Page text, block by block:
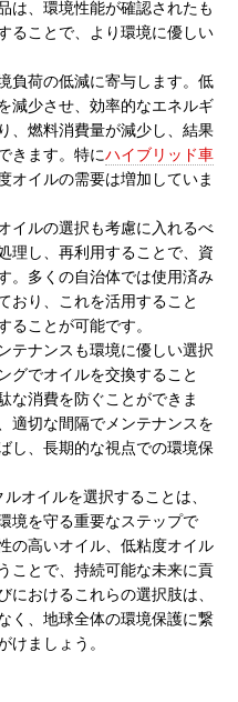
は、環境性能が確認されたも
ることで、より環境に優しい
負荷の低減に寄与します。低
減少させ、効率的なエネルギ
、燃料消費量が減少し、結果
きます。特にハイブリッド車
オイルの需要は増加していま
イルの選択も考慮に入れるべ
理し、再利用することで、資
。多くの自治体では使用済み
おり、これを活用すること
ることが可能です。
テナンスも環境に優しい選択
グでオイルを交換すること
な消費を防ぐことができま
適切な間隔でメンテナンスを
し、長期的な視点での環境保
オイルを選択することは、
境を守る重要なステップで
の高いオイル、低粘度オイル
ことで、持続可能な未来に貢
おけるこれらの選択肢は、
く、地球全体の環境保護に繋
けましょう。